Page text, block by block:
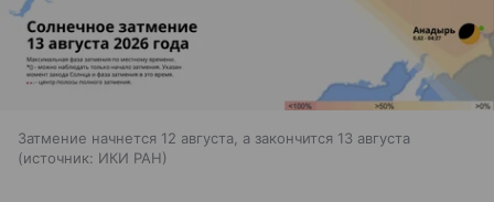
Затмение начнется 12 августа, а закончится 13 августа
источник: ИКИ РАН